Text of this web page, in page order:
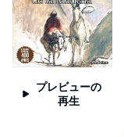
プレビューの
再生